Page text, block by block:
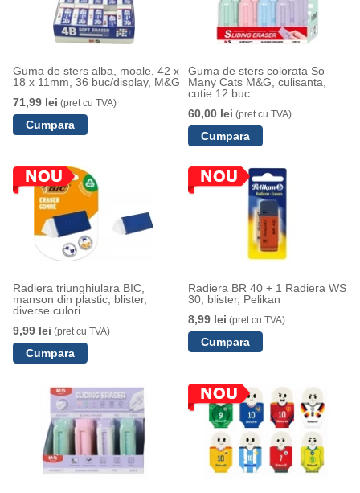
Guma de sters alba, moale, 42 x
18 x 11mm, 36 buc/display, M&G
71,99 lei (pret cu TVA)
Guma de sters colorata So
Many Cats M&G, culisanta,
cutie 12 buc
60,00 lei (pret cu TVA)
Radiera triunghiulara BIC,
manson din plastic, blister,
diverse culori
9,99 lei (pret cu TVA)
Radiera BR 40 + 1 Radiera WS
30, blister, Pelikan
8,99 lei (pret cu TVA)